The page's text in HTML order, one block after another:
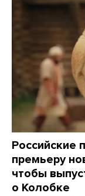
Российские
премьеру
чтобы
о Колобке